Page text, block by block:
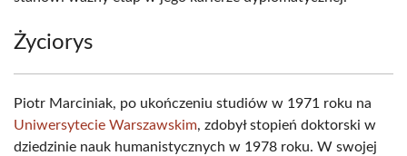
Życiorys
Piotr Marciniak, po ukończeniu studiów w 1971 roku na
Uniwersytecie Warszawskim, zdobył stopień doktorski w
dziedzinie nauk humanistycznych w 1978 roku. W swojej